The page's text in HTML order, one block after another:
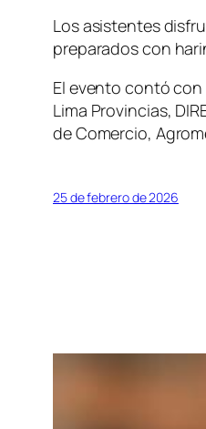
Los asistentes
preparados con
El evento contó
Lima Provincias,
de Comercio,
25 de febrero de 2026